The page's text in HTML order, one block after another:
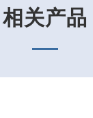
相关产品